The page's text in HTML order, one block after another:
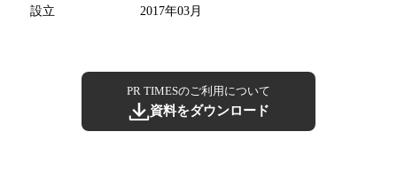
設立
2017年03月
PR TIMESのご利用について
資料をダウンロード